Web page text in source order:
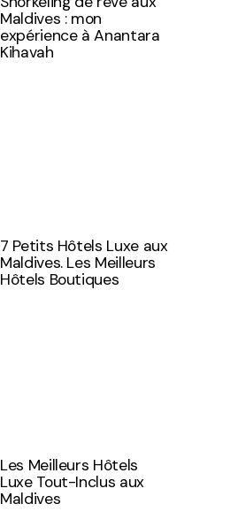
Maldives : mon
expérience à Anantara
Kihavah
7 Petits Hôtels Luxe aux
Maldives. Les Meilleurs
Hôtels Boutiques
Les Meilleurs Hôtels
Luxe Tout-Inclus aux
Maldives